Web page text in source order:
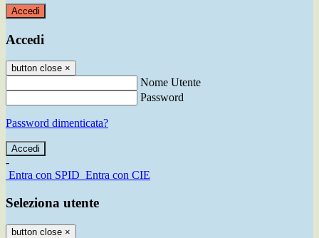
Accedi
Accedi
button close ×
Nome Utente
Password
Password dimenticata?
-
Entra con SPID Entra con CIE
Seleziona utente
button close ×